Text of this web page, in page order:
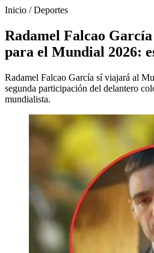
Inicio /Deportes
Radamel Falcao
para el Mundial 2026:
Radamel Falcao García sí viajará al
segunda participación del delantero
mundialista.